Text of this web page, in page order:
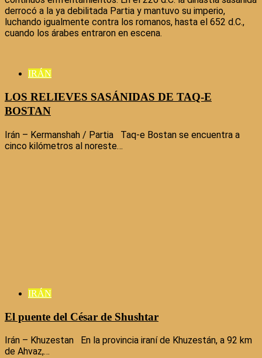
derrocó a la ya debilitada Partia y mantuvo su imperio,
luchando igualmente contra los romanos, hasta el 652 d.C.,
cuando los árabes entraron en escena.
IRÁN
LOS RELIEVES SASÁNIDAS DE TAQ-E
BOSTAN
Irán – Kermanshah / Partia Taq-e Bostan se encuentra a
cinco kilómetros al noreste…
IRÁN
El puente del César de Shushtar
Irán – Khuzestan En la provincia iraní de Khuzestán, a 92 km
de Ahvaz,…